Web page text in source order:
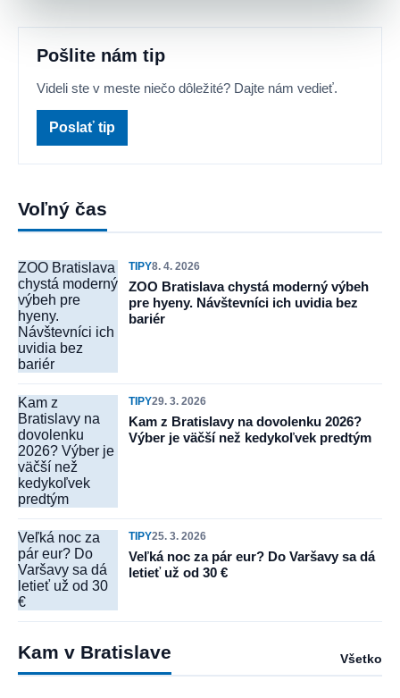
Pošlite nám tip
Videli ste v meste niečo dôležité? Dajte nám vedieť.
Poslať tip
Voľný čas
ZOO Bratislava
chystá moderný
výbeh pre
hyeny.
Návštevníci ich
uvidia bez
bariér
TIPY8. 4. 2026
ZOO Bratislava chystá moderný výbeh
pre hyeny. Návštevníci ich uvidia bez
bariér
Kam z
Bratislavy na
dovolenku
2026? Výber je
väčší než
kedykoľvek
predtým
TIPY29. 3. 2026
Kam z Bratislavy na dovolenku 2026?
Výber je väčší než kedykoľvek predtým
Veľká noc za
pár eur? Do
Varšavy sa dá
letieť už od 30
€
TIPY25. 3. 2026
Veľká noc za pár eur? Do Varšavy sa dá
letieť už od 30 €
Kam v Bratislave Všetko